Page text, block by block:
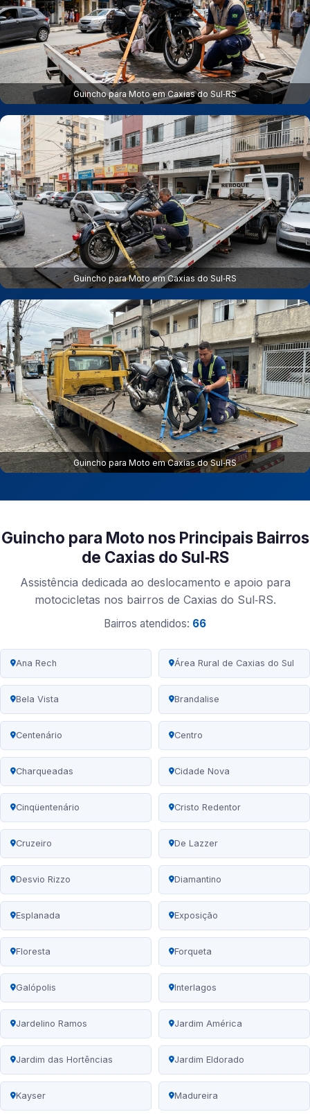
Guincho para Moto em Caxias do Sul‑RS
Guincho para Moto em Caxias do Sul‑RS
Guincho para Moto em Caxias do Sul‑RS
Guincho para Moto nos Principais Bairros
de Caxias do Sul‑RS
Assistência dedicada ao deslocamento e apoio para
motocicletas nos bairros de Caxias do Sul‑RS.
Bairros atendidos: 66
Ana Rech Área Rural de Caxias do Sul
Bela Vista Brandalise
Centenário Centro
Charqueadas Cidade Nova
Cinqüentenário Cristo Redentor
Cruzeiro De Lazzer
Desvio Rizzo Diamantino
Esplanada Exposição
Floresta Forqueta
Galópolis Interlagos
Jardelino Ramos Jardim América
Jardim das Hortências Jardim Eldorado
Kayser Madureira